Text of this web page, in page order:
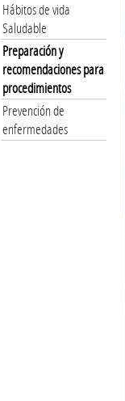
Hábitos de vida
Saludable
Preparación y
recomendaciones para
procedimientos
Prevención de
enfermedades